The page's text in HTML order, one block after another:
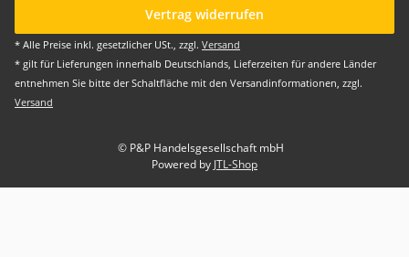
Vertrag widerrufen
* Alle Preise inkl. gesetzlicher USt., zzgl. Versand
* gilt für Lieferungen innerhalb Deutschlands, Lieferzeiten für andere Länder
entnehmen Sie bitte der Schaltfläche mit den Versandinformationen, zzgl.
Versand
© P&P Handelsgesellschaft mbH
Powered by JTL-Shop